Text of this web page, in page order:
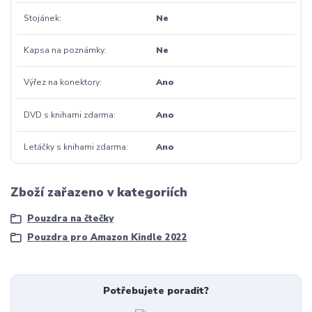
Stojánek Ne
Kapsa na poznámky Ne
Výřez na konektory Ano
DVD s knihami zdarma Ano
Letáčky s knihami zdarma Ano
Zboží zařazeno v kategoriích
Pouzdra na čtečky
Pouzdra pro Amazon Kindle 2022
Potřebujete poradit?